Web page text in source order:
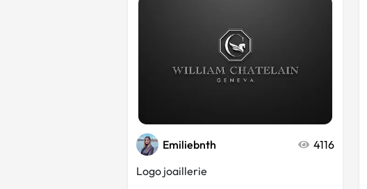
Emiliebnth
4116
Logo joaillerie